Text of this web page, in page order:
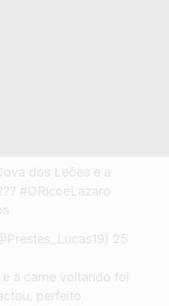
dos Leões e a
#ORicoeLazaro
25
a carne voltando foi
perfeito